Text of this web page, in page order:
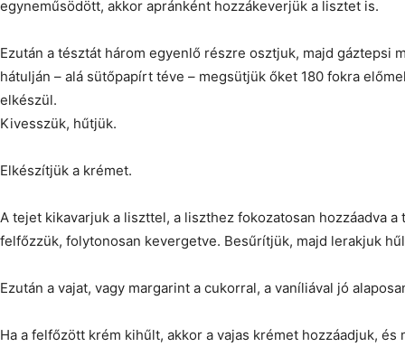
egyneműsödött, akkor apránként hozzákeverjük a lisztet is.
Ezután a tésztát három egyenlő részre osztjuk, majd gáztepsi
hátulján – alá sütőpapírt téve – megsütjük őket 180 fokra
elkészül.
Kivesszük, hűtjük.
Elkészítjük a krémet.
A tejet kikavarjuk a liszttel, a liszthez fokozatosan hozzáadva a
felfőzzük, folytonosan kevergetve. Besűrítjük, majd lerakjuk
Ezután a vajat, vagy margarint a cukorral, a vaníliával jó
Ha a felfőzött krém kihűlt, akkor a vajas krémet hozzáadjuk, és